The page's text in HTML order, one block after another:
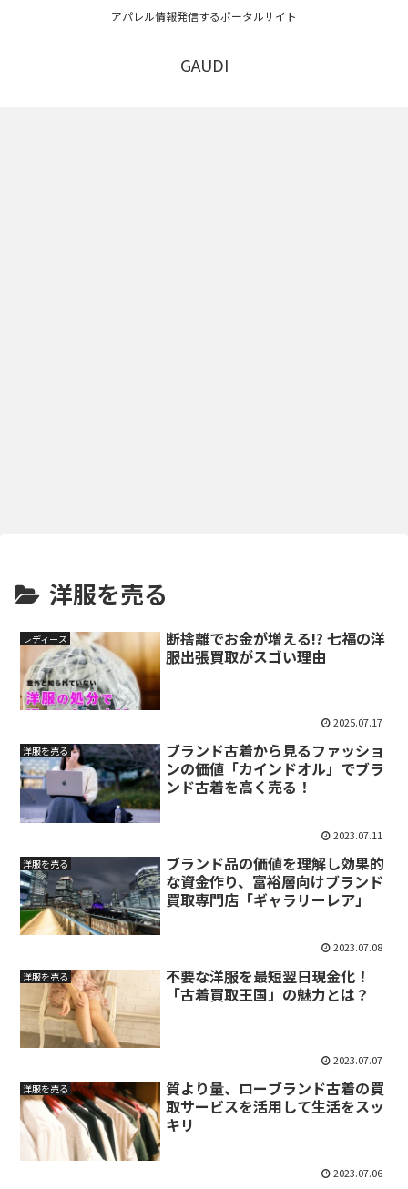
アパレル情報発信するポータルサイト
GAUDI
洋服を売る
レディース
断捨離でお金が増える!? 七福の洋
服出張買取がスゴい理由
2025.07.17
洋服を売る
ブランド古着から見るファッショ
ンの価値「カインドオル」でブラ
ンド古着を高く売る！
2023.07.11
洋服を売る
ブランド品の価値を理解し効果的
な資金作り、富裕層向けブランド
買取専門店「ギャラリーレア」
2023.07.08
洋服を売る
不要な洋服を最短翌日現金化！
「古着買取王国」の魅力とは？
2023.07.07
洋服を売る
質より量、ローブランド古着の買
取サービスを活用して生活をスッ
キリ
2023.07.06